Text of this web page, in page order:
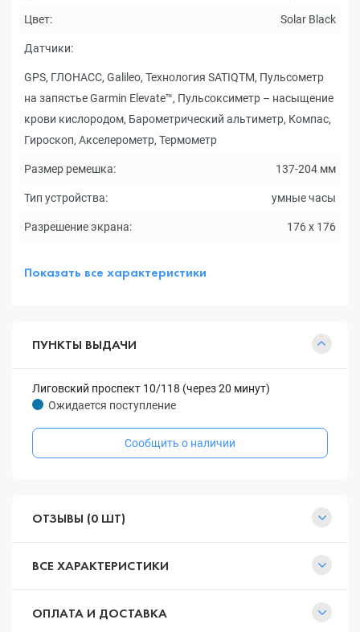
Цвет: Solar Black
Датчики:
GPS, ГЛОНАСС, Galileo, Технология SATIQTM, Пульсометр
на запястье Garmin Elevate™, Пульсоксиметр – насыщение
крови кислородом, Барометрический альтиметр, Компас,
Гироскоп, Акселерометр, Термометр
Размер ремешка: 137-204 мм
Тип устройства: умные часы
Разрешение экрана: 176 x 176
Показать все характеристики
ПУНКТЫ ВЫДАЧИ
Лиговский проспект 10/118 (через 20 минут)
Ожидается поступление
Сообщить о наличии
ОТЗЫВЫ (0 ШТ)
ВСЕ ХАРАКТЕРИСТИКИ
ОПЛАТА И ДОСТАВКА